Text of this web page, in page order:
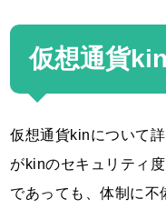
仮想通貨
仮想通貨kinについて
がkinのセキュリティ
であっても、体制に不